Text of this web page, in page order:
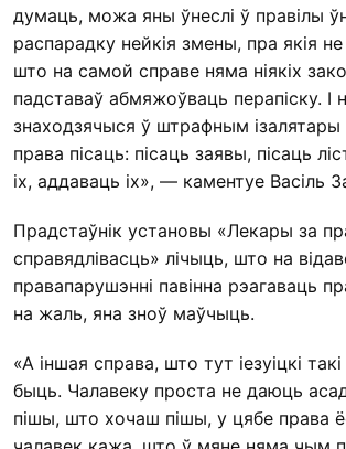
думаць, можа яны ўнеслі ў правілы
распарадку нейкія змены, пра якія не
што на самой справе няма ніякіх
падставаў абмяжоўваць перапіску. І
знаходзячыся ў штрафным
права пісаць: пісаць заявы, пісаць
іх, аддаваць іх», — каментуе Васіль
Прадстаўнік установы «Лекары за
справядлівасць» лічыць, што на
правапарушэнні павінна рэагаваць
на жаль, яна зноў маўчыць.
«А іншая справа, што тут іезуіцкі
быць. Чалавеку проста не даюць
пішы, што хочаш пішы, у цябе права